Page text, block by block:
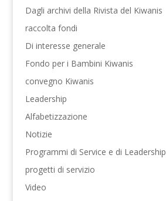
Dagli archivi della Rivista del Kiwanis
raccolta fondi
Di interesse generale
Fondo per i Bambini Kiwanis
convegno Kiwanis
Leadership
Alfabetizzazione
Notizie
Programmi di Service e di Leadership
progetti di servizio
Video